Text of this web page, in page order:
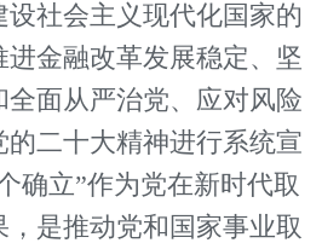
社会主义现代化国家的
进金融改革发展稳定、坚
面从严治党、应对风险
二十大精神进行系统宣
确立”作为党在新时代取
是推动党和国家事业取